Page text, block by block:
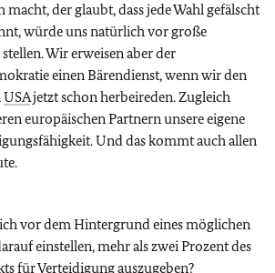
der glaubt, dass jede Wahl gefälscht
würde uns natürlich vor große
Wir erweisen aber der
einen Bärendienst, wenn wir den
USAjetzt schon herbeireden. Zugleich
europäischen Partnern unsere eigene
Und das kommt auch allen
vor dem Hintergrund eines möglichen
einstellen, mehr als zwei Prozent des
für Verteidigung auszugeben?